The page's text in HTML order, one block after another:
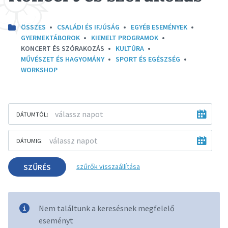
ÖSSZES CSALÁDI ÉS IFJÚSÁG
EGYÉB ESEMÉNYEK
GYERMEKTÁBOROK
KIEMELT PROGRAMOK
KONCERT ÉS SZÓRAKOZÁS
KULTÚRA
MŰVÉSZET ÉS HAGYOMÁNY
SPORT ÉS EGÉSZSÉG
WORKSHOP
DÁTUMTÓL:
DÁTUMIG:
SZŰRÉS szűrők visszaállítása
Nem találtunk a keresésnek megfelelő
eseményt